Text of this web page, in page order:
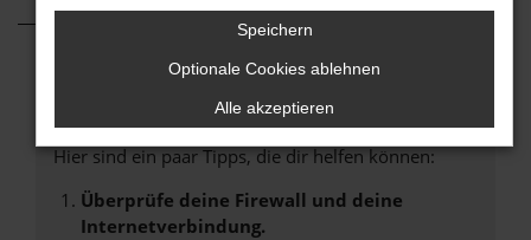
Fehler: Network Error
Beim Laden ist ein Fehler aufgetreten.
Hier sind ein paar Tipps, die dir helfen können:
Überprüfe deine Firewall und deine
Internetverbindung.
Speichern
Optionale Cookies ablehnen
Alle akzeptieren